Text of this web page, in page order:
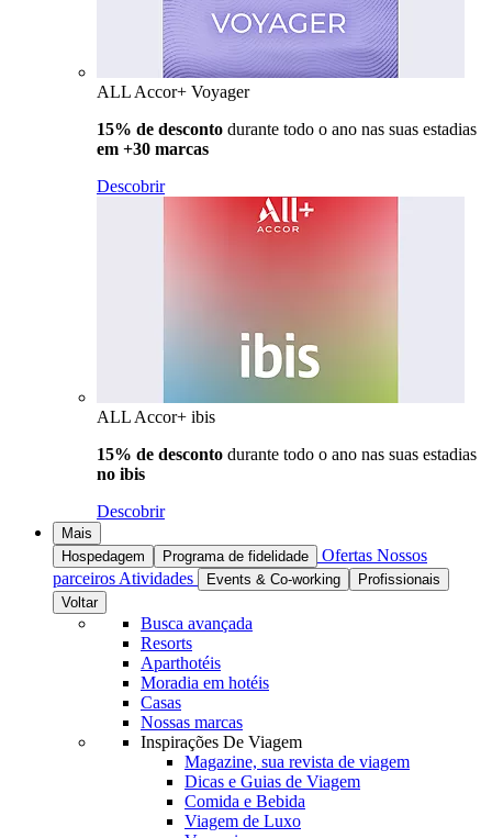
ALL Accor+ Voyager
15% de desconto durante todo o ano nas suas estadias
em +30 marcas
Descobrir
ALL Accor+ ibis
15% de desconto durante todo o ano nas suas estadias
no ibis
Descobrir
Mais
Hospedagem
Programa de fidelidade Ofertas Nossos
parceiros Atividades Events & Co-working
Profissionais
Voltar
Busca avançada
Resorts
Aparthotéis
Moradia em hotéis
Casas
Nossas marcas
Inspirações De Viagem
Magazine, sua revista de viagem
Dicas e Guias de Viagem
Comida e Bebida
Viagem de Luxo